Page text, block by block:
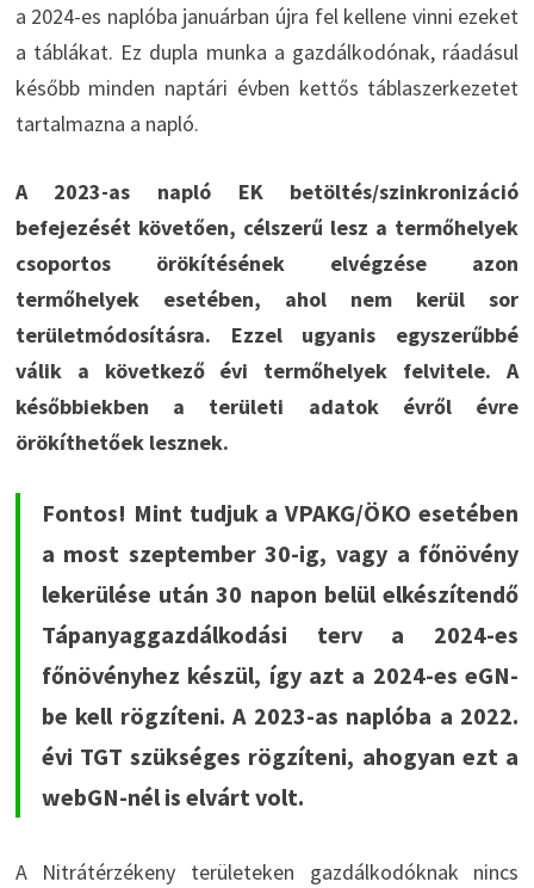
a 2024-es naplóba januárban újra fel kellene vinni ezeket
a táblákat. Ez dupla munka a gazdálkodónak, ráadásul
később minden naptári évben kettős táblaszerkezetet
tartalmazna a napló.
A 2023-as napló EK betöltés/szinkronizáció
befejezését követően, célszerű lesz a termőhelyek
csoportos örökítésének elvégzése azon
termőhelyek esetében, ahol nem kerül sor
területmódosításra. Ezzel ugyanis egyszerűbbé
válik a következő évi termőhelyek felvitele. A
későbbiekben a területi adatok évről évre
örökíthetőek lesznek.
Fontos! Mint tudjuk a VPAKG/ÖKO esetében
a most szeptember 30-ig, vagy a főnövény
lekerülése után 30 napon belül elkészítendő
Tápanyaggazdálkodási terv a 2024-es
főnövényhez készül, így azt a 2024-es eGN-
be kell rögzíteni. A 2023-as naplóba a 2022.
évi TGT szükséges rögzíteni, ahogyan ezt a
webGN-nél is elvárt volt.
A Nitrátérzékeny területeken gazdálkodóknak nincs